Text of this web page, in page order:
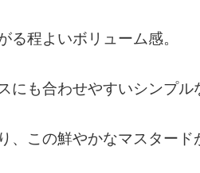
る程よいボリューム感。
にも合わせやすいシンプル
、この鮮やかなマスタード